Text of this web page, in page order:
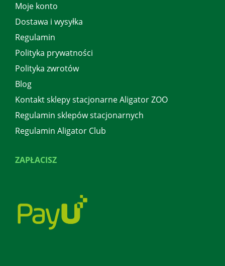
Moje konto
Dostawa i wysyłka
Regulamin
Polityka prywatności
Polityka zwrotów
Blog
Kontakt sklepy stacjonarne Aligator ZOO
Regulamin sklepów stacjonarnych
Regulamin Aligator Club
ZAPŁACISZ